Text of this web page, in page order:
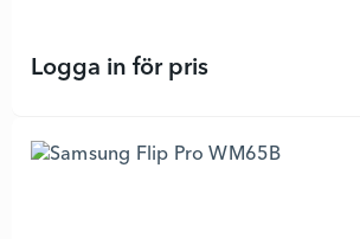
Logga in för prisBravia